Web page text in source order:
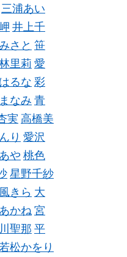
三浦あい
井上千
さと 笹
里莉 愛
るな 彩
なみ 青
実 高橋美
り 愛沢
や 桃色
星野千紗
きら 大
かね 宮
聖那 平
松かをり